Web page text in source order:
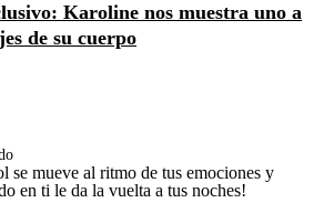
Karoline nos muestra uno a
de su cuerpo
se mueve al ritmo de tus emociones y
en ti le da la vuelta a tus noches!